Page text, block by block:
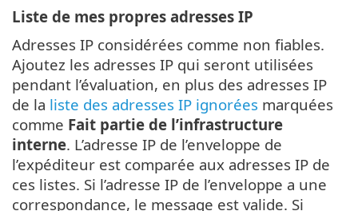
Liste de mes propres adresses IP
Adresses IP considérées comme non fiables.
Ajoutez les adresses IP qui seront utilisées
pendant l’évaluation, en plus des adresses IP
de la liste des adresses IP ignorées marquées
comme Fait partie de l’infrastructure
interne. L’adresse IP de l’enveloppe de
l’expéditeur est comparée aux adresses IP de
ces listes. Si l’adresse IP de l’enveloppe a une
correspondance, le message est valide. Si